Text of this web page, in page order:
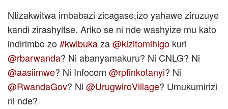
Ntizakwitwa imbabazi zicagase,izo yahawe ziruzuye
kandi zirashyitse. Ariko se ni nde washyize mu kato
indirimbo zo#kwibukaza@kizitomihigo kuri
@rbarwanda? Ni abanyamakuru? Ni CNLG? Ni
@aasiimwe? Ni Infocom @rpfinkotanyi? Ni
@RwandaGov? Ni @UrugwiroVillage? Umukumirizi
ni nde?